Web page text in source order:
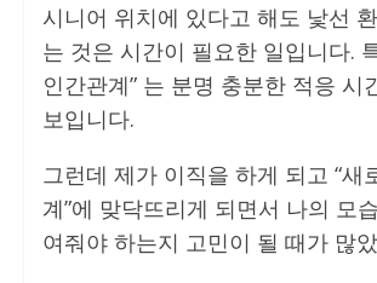
시니어 위치에 있다고 해도 낯선
는 것은 시간이 필요한 일입니다.
인간관계” 는 분명 충분한 적응 시
보입니다.
그런데 제가 이직을 하게 되고 “새
계”에 맞닥뜨리게 되면서 나의 모
여줘야 하는지 고민이 될 때가 많